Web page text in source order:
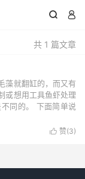
 
共 1 篇文章
藻就翻缸的，而又有
或想用工具鱼虾处理
同的。 下面简单说
 赞(3)